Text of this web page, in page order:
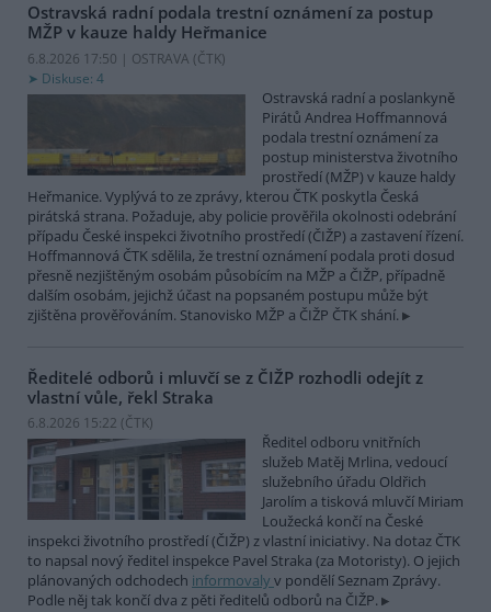
Ostravská radní podala trestní oznámení za postup
MŽP v kauze haldy Heřmanice
6.8.2026 17:50 | OSTRAVA (ČTK)
Diskuse: 4
Ostravská radní a poslankyně
Pirátů Andrea Hoffmannová
podala trestní oznámení za
postup ministerstva životního
prostředí (MŽP) v kauze haldy
Heřmanice. Vyplývá to ze zprávy, kterou ČTK poskytla Česká
pirátská strana. Požaduje, aby policie prověřila okolnosti odebrání
případu České inspekci životního prostředí (ČIŽP) a zastavení řízení.
Hoffmannová ČTK sdělila, že trestní oznámení podala proti dosud
přesně nezjištěným osobám působícím na MŽP a ČIŽP, případně
dalším osobám, jejichž účast na popsaném postupu může být
zjištěna prověřováním. Stanovisko MŽP a ČIŽP ČTK shání.
Ředitelé odborů i mluvčí se z ČIŽP rozhodli odejít z
vlastní vůle, řekl Straka
6.8.2026 15:22 (ČTK)
Ředitel odboru vnitřních
služeb Matěj Mrlina, vedoucí
služebního úřadu Oldřich
Jarolím a tisková mluvčí Miriam
Loužecká končí na České
inspekci životního prostředí (ČIŽP) z vlastní iniciativy. Na dotaz ČTK
to napsal nový ředitel inspekce Pavel Straka (za Motoristy). O jejich
plánovaných odchodech informovaly v pondělí Seznam Zprávy.
Podle něj tak končí dva z pěti ředitelů odborů na ČIŽP.